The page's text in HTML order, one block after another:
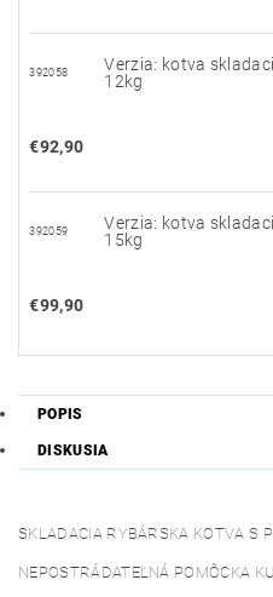
392058
Verzia: kotva
12kg
€92,90
392059
Verzia: kotva
15kg
€99,90
POPIS
DISKUSIA
SKLADACIA RYBÁRSKA KOTVA S
NEPOSTRÁDATEĽNÁ POMÔCKA